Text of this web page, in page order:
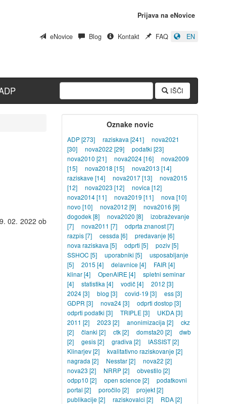
Prijava na eNovice
eNovice Blog Kontakt FAQ EN
IŠČI
02. 2022 ob
Oznake novic
ADP[273] raziskava [241]
nova2021
[30]
nova2022 [29] podatki [23]
nova2010 [21] nova2024[16]
nova2009
[15]
nova2018 [15] nova2013 [14]
raziskave [14] nova2017[13]
nova2015
[12]
nova2023 [12] novica [12]
nova2014[11] nova2019 [11] nova [10]
novo [10] nova2012 [9] nova2016 [9]
dogodek[8] nova2020 [8]
izobraževanje
[7]
nova2011 [7] odprta znanost[7]
razpis[7] cessda [6] predavanje [6]
nova raziskava [5] odprti [5] poziv[5]
SSHOC [5] uporabniki [5]
usposabljanje
[5]
2015 [4] delavnice [4] FAIR [4]
klinar[4] OpenAIRE [4]
spletni seminar
[4]
statistika [4] vodič[4] 2012 [3]
2024[3] blog [3] covid-19 [3] ess[3]
GDPR [3] nova24[3] odprti dostop[3]
odprti podatki [3] TRIPLE [3] UKDA[3]
2011 [2] 2023 [2] anonimizacija [2]
ckz
[2]
članki [2] ctk[2] domsta20 [2]
dwb
[2]
gesis[2] gradiva [2] IASSIST[2]
Klinarjev[2] kvalitativno raziskovanje [2]
nagrada [2] Nesstar[2] nova22 [2]
nova23 [2] NRRP[2] obvestilo [2]
odpp10 [2] open science [2]
podatkovni
portal [2] poročilo [2] projekt[2]
publikacije [2] raziskovalci [2] RDA[2]